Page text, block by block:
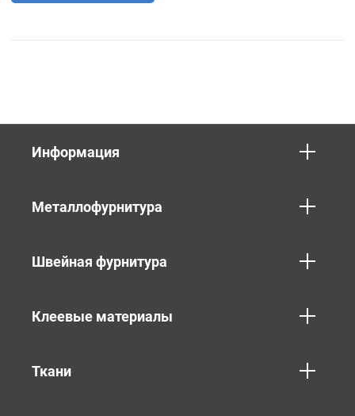
Информация
Металлофурнитура
Швейная фурнитура
Клеевые материалы
Ткани